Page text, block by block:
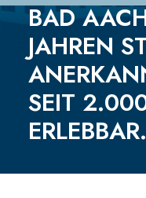
BAD
JAHREN
SEIT
ERLEBBAR.